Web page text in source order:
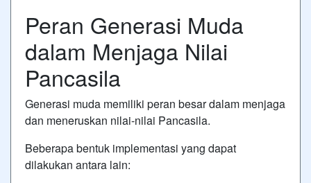
Peran Generasi Muda
dalam Menjaga Nilai
Pancasila
Generasi muda memiliki peran besar dalam menjaga
dan meneruskan nilai-nilai Pancasila.
Beberapa bentuk implementasi yang dapat
dilakukan antara lain: